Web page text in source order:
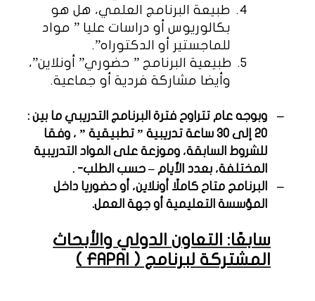
4.
طبيعة البرنامج العلمي، هل هو
بكالوريوس أو دراسات عليا ” مواد
للماجستير أو الدكتوراه”.
5.
طبيعية البرنامج ” حضوري” أونلاين”،
وأيضا مشاركة فردية أو جماعية.
–
وبوجه عام تتراوح فترة البرنامج التدريبي ما بين :
20 إلى 30 ساعة تدريبية ” تطبيقية ” ، وفقا
للشروط السابقة، وموزعة على المواد التدريبية
المختلفة، بعدد الأيام – حسب الطلب- .
–
البرنامج متاح كاملًا أونلاين، أو حضوريا داخل
المؤسسة التعليمية أو جهة العمل.
سابعًا: التعاون الدولي والأبحاث
المشتركة لبرنامج ( FAPAI
)